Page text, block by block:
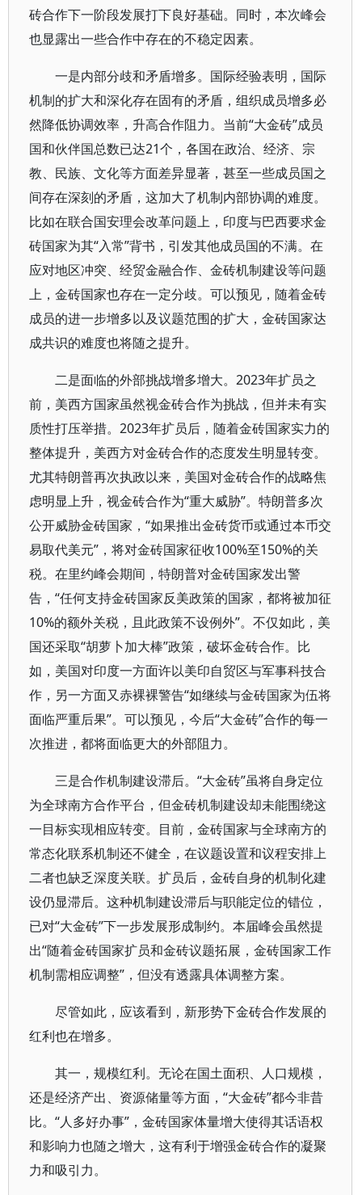
砖合作下一阶段发展打下良好基础。同时，本次峰会
也显露出一些合作中存在的不稳定因素。
一是内部分歧和矛盾增多。国际经验表明，国际
机制的扩大和深化存在固有的矛盾，组织成员增多必
然降低协调效率，升高合作阻力。当前“大金砖”成员
国和伙伴国总数已达21个，各国在政治、经济、宗
教、民族、文化等方面差异显著，甚至一些成员国之
间存在深刻的矛盾，这加大了机制内部协调的难度。
比如在联合国安理会改革问题上，印度与巴西要求金
砖国家为其“入常”背书，引发其他成员国的不满。在
应对地区冲突、经贸金融合作、金砖机制建设等问题
上，金砖国家也存在一定分歧。可以预见，随着金砖
成员的进一步增多以及议题范围的扩大，金砖国家达
成共识的难度也将随之提升。
二是面临的外部挑战增多增大。2023年扩员之
前，美西方国家虽然视金砖合作为挑战，但并未有实
质性打压举措。2023年扩员后，随着金砖国家实力的
整体提升，美西方对金砖合作的态度发生明显转变。
尤其特朗普再次执政以来，美国对金砖合作的战略焦
虑明显上升，视金砖合作为“重大威胁”。特朗普多次
公开威胁金砖国家，“如果推出金砖货币或通过本币交
易取代美元”，将对金砖国家征收100%至150%的关
税。在里约峰会期间，特朗普对金砖国家发出警
告，“任何支持金砖国家反美政策的国家，都将被加征
10%的额外关税，且此政策不设例外”。不仅如此，美
国还采取“胡萝卜加大棒”政策，破坏金砖合作。比
如，美国对印度一方面许以美印自贸区与军事科技合
作，另一方面又赤裸裸警告“如继续与金砖国家为伍将
面临严重后果”。可以预见，今后“大金砖”合作的每一
次推进，都将面临更大的外部阻力。
三是合作机制建设滞后。“大金砖”虽将自身定位
为全球南方合作平台，但金砖机制建设却未能围绕这
一目标实现相应转变。目前，金砖国家与全球南方的
常态化联系机制还不健全，在议题设置和议程安排上
二者也缺乏深度关联。扩员后，金砖自身的机制化建
设仍显滞后。这种机制建设滞后与职能定位的错位，
已对“大金砖”下一步发展形成制约。本届峰会虽然提
出“随着金砖国家扩员和金砖议题拓展，金砖国家工作
机制需相应调整”，但没有透露具体调整方案。
尽管如此，应该看到，新形势下金砖合作发展的
红利也在增多。
其一，规模红利。无论在国土面积、人口规模，
还是经济产出、资源储量等方面，“大金砖”都今非昔
比。“人多好办事”，金砖国家体量增大使得其话语权
和影响力也随之增大，这有利于增强金砖合作的凝聚
力和吸引力。